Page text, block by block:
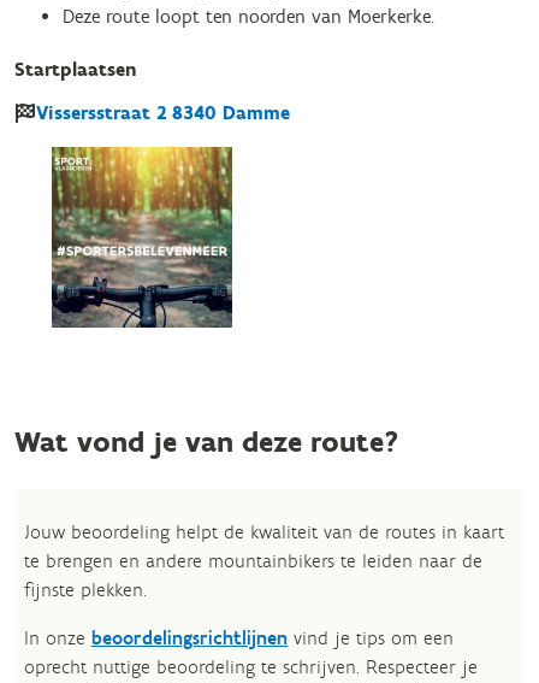
Deze route loopt ten noorden van Moerkerke.
Startplaatsen
Vissersstraat 2 8340 Damme
Wat vond je van deze route?
Jouw beoordeling helpt de kwaliteit van de routes in kaart
te brengen en andere mountainbikers te leiden naar de
fijnste plekken.
In onze beoordelingsrichtlijnen vind je tips om een
oprecht nuttige beoordeling te schrijven. Respecteer je